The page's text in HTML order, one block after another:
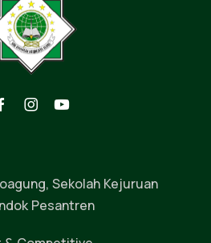
Sekolah Kejuruan
Pesantren